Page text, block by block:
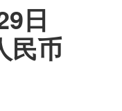
日
民币